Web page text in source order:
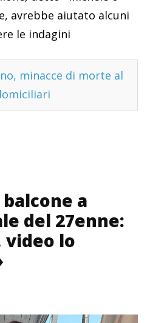
avrebbe aiutato alcuni
le indagini
minacce di morte al
a
del 27enne:
video lo